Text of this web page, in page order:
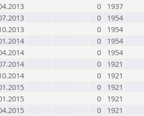
0
1937
0
1954
0
1954
0
1954
0
1954
0
1921
0
1921
0
1921
0
1921
0
1921